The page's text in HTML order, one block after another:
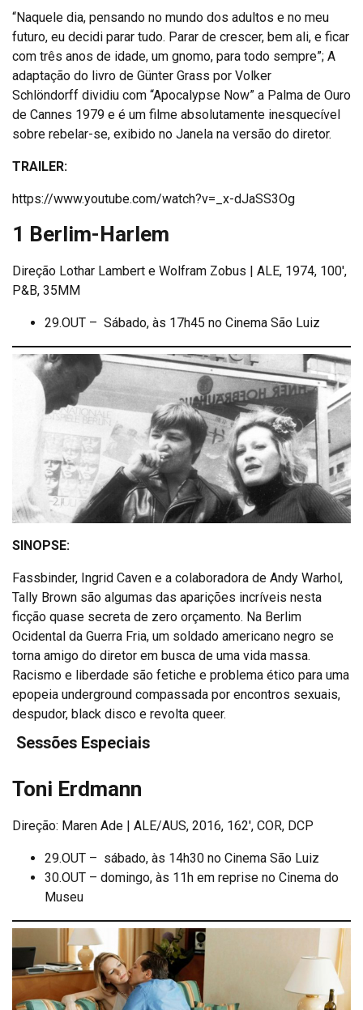
“Naquele dia, pensando no mundo dos adultos e no meu
futuro, eu decidi parar tudo. Parar de crescer, bem ali, e ficar
com três anos de idade, um gnomo, para todo sempre”; A
adaptação do livro de Günter Grass por Volker
Schlöndorff dividiu com “Apocalypse Now” a Palma de Ouro
de Cannes 1979 e é um filme absolutamente inesquecível
sobre rebelar-se, exibido no Janela na versão do diretor.
TRAILER:
https://www.youtube.com/watch?v=_x-dJaSS3Og
1 Berlim-Harlem
Direção Lothar Lambert e Wolfram Zobus | ALE, 1974, 100′,
P&B, 35MM
29.OUT – Sábado, às 17h45 no Cinema São Luiz
SINOPSE:
Fassbinder, Ingrid Caven e a colaboradora de Andy Warhol,
Tally Brown são algumas das aparições incríveis nesta
ficção quase secreta de zero orçamento. Na Berlim
Ocidental da Guerra Fria, um soldado americano negro se
torna amigo do diretor em busca de uma vida massa.
Racismo e liberdade são fetiche e problema ético para uma
epopeia underground compassada por encontros sexuais,
despudor, black disco e revolta queer.
Sessões Especiais
Toni Erdmann
Direção: Maren Ade | ALE/AUS, 2016, 162′, COR, DCP
29.OUT – sábado, às 14h30 no Cinema São Luiz
30.OUT – domingo, às 11h em reprise no Cinema do
Museu